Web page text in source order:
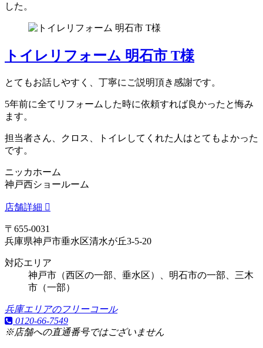
した。
トイレリフォーム 明石市 T様
とてもお話しやすく、丁寧にご説明頂き感謝です。
5年前に全てリフォームした時に依頼すれば良かったと悔み
ます。
担当者さん、クロス、トイレしてくれた人はとてもよかった
です。
ニッカホーム
神戸西ショールーム
店舗詳細
〒655-0031
兵庫県神戸市垂水区清水が丘3-5-20
対応エリア
神戸市（西区の一部、垂水区）、明石市の一部、三木
市（一部）
兵庫エリアのフリーコール
0120-66-7549
※店舗への直通番号ではございません